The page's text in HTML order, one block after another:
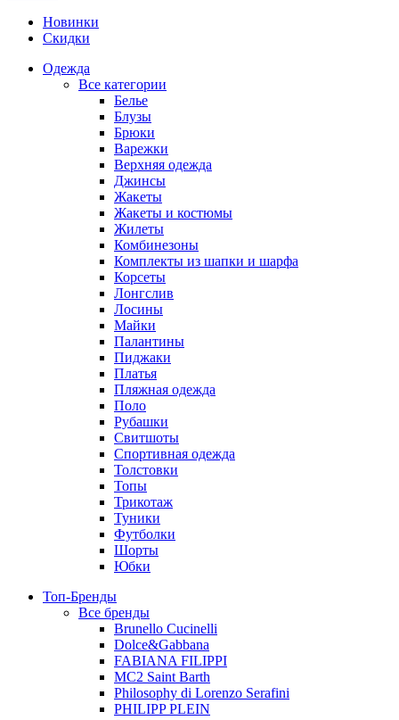
Новинки
Скидки
Одежда
Все категории
Белье
Блузы
Брюки
Варежки
Верхняя одежда
Джинсы
Жакеты
Жакеты и костюмы
Жилеты
Комбинезоны
Комплекты из шапки и шарфа
Корсеты
Лонгслив
Лосины
Майки
Палантины
Пиджаки
Платья
Пляжная одежда
Поло
Рубашки
Свитшоты
Спортивная одежда
Толстовки
Топы
Трикотаж
Туники
Футболки
Шорты
Юбки
Топ-Бренды
Все бренды
Brunello Cucinelli
Dolce&Gabbana
FABIANA FILIPPI
MC2 Saint Barth
Philosophy di Lorenzo Serafini
PHILIPP PLEIN